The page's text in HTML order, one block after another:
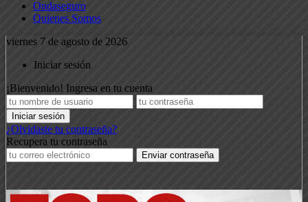
Ondaseguro
Quienes Somos
viernes 7 de agosto de 2026
Iniciar sesión
¡Bienvenido! Ingresa en tu cuenta
¿Olvidaste tu contraseña?
Recupera tu contraseña